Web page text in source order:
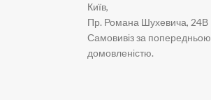
Київ,
Пр. Романа Шухевича, 24В
Самовивіз за попередньою
домовленістю.